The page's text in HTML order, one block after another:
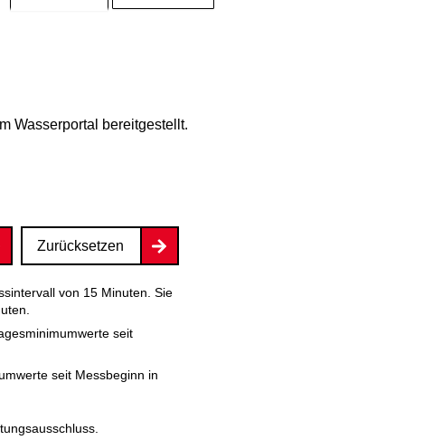
Wasserportal bereitgestellt.
Zurücksetzen
von 15 Minuten. Sie
seit
seit Messbeginn in
.